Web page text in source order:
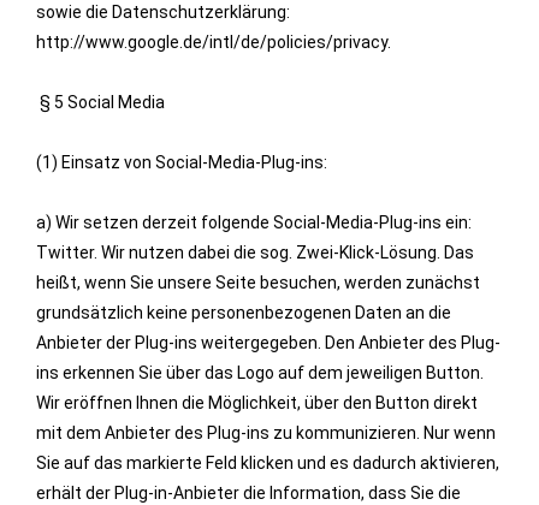
sowie die Datenschutzerklärung:
http://www.google.de/intl/de/policies/privacy.
§ 5 Social Media
(1) Einsatz von Social-Media-Plug-ins:
a) Wir setzen derzeit folgende Social-Media-Plug-ins ein:
Twitter. Wir nutzen dabei die sog. Zwei-Klick-Lösung. Das
heißt, wenn Sie unsere Seite besuchen, werden zunächst
grundsätzlich keine personenbezogenen Daten an die
Anbieter der Plug-ins weitergegeben. Den Anbieter des Plug-
ins erkennen Sie über das Logo auf dem jeweiligen Button.
Wir eröffnen Ihnen die Möglichkeit, über den Button direkt
mit dem Anbieter des Plug-ins zu kommunizieren. Nur wenn
Sie auf das markierte Feld klicken und es dadurch aktivieren,
erhält der Plug-in-Anbieter die Information, dass Sie die